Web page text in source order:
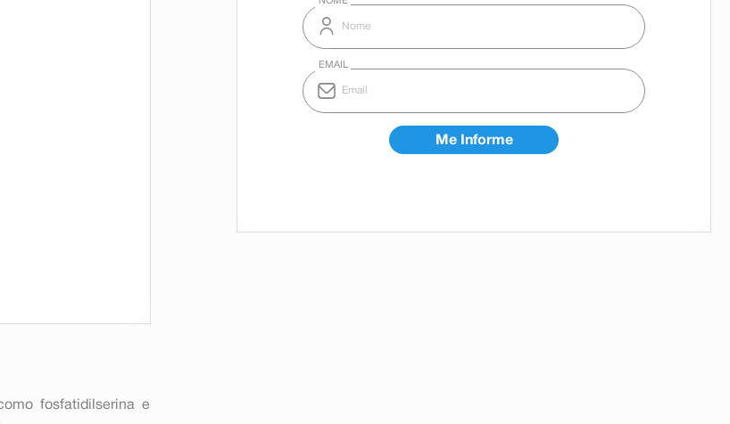
fosfatidilserina e